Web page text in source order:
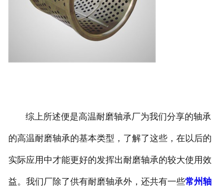
综上所述便是高温耐磨轴承厂为我们分享的轴承
的高温耐磨轴承的基本类型，了解了这些，在以后的
实际应用中才能更好的发挥出耐磨轴承的较大使用效
益。我们厂除了供有耐磨轴承外，还共有一些常州轴